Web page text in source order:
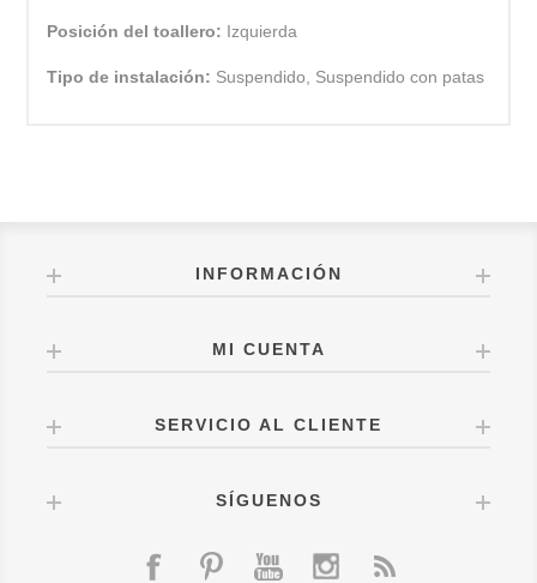
Posición del toallero: Izquierda
Tipo de instalación: Suspendido, Suspendido con patas
INFORMACIÓN
MI CUENTA
SERVICIO AL CLIENTE
SÍGUENOS